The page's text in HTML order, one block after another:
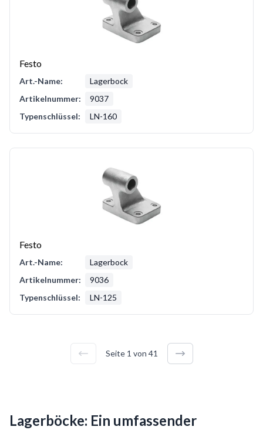
Festo
Art.-Name:
Lagerbock
Artikelnummer:
9037
Typenschlüssel:
LN-160
Festo
Art.-Name:
Lagerbock
Artikelnummer:
9036
Typenschlüssel:
LN-125
Seite 1 von 41
Lagerböcke: Ein umfassender